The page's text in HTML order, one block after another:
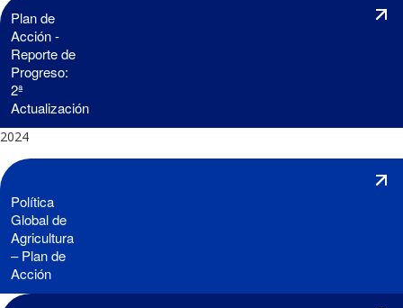
Plan de
Acción -
Reporte de
Progreso:
2ª
Actualización
2024
Política
Global de
Agricultura
– Plan de
Acción